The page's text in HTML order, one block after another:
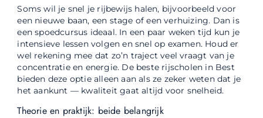
Soms wil je snel je rijbewijs halen, bijvoorbeeld voor
een nieuwe baan, een stage of een verhuizing. Dan is
een spoedcursus ideaal. In een paar weken tijd kun je
intensieve lessen volgen en snel op examen. Houd er
wel rekening mee dat zo’n traject veel vraagt van je
concentratie en energie. De beste rijscholen in Best
bieden deze optie alleen aan als ze zeker weten dat je
het aankunt — kwaliteit gaat altijd voor snelheid.
Theorie en praktijk: beide belangrijk